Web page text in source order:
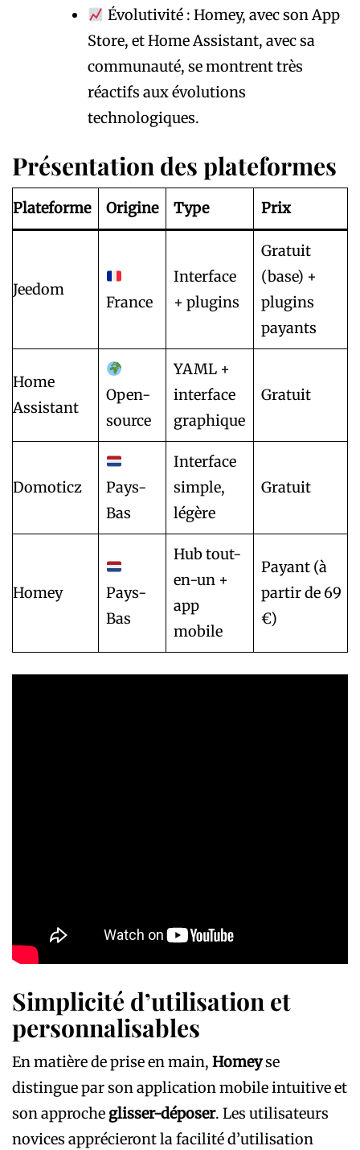
Évolutivité : Homey, avec son App
Store, et Home Assistant, avec sa
communauté, se montrent très
réactifs aux évolutions
technologiques.
Présentation des plateformes
Plateforme Origine Type Prix
Jeedom
France
Interface
+ plugins
Gratuit
(base) +
plugins
payants
Home
Assistant
Open-
source
YAML +
interface
graphique
Gratuit
Domoticz
Pays-
Bas
Interface
simple,
légère
Gratuit
Homey
Pays-
Bas
Hub tout-
en-un +
app
mobile
Payant (à
partir de 69
€)
Simplicité d’utilisation et
personnalisables
En matière de prise en main, Homeyse
distingue par son application mobile intuitive et
son approche glisser-déposer. Les utilisateurs
novices apprécieront la facilité d’utilisation